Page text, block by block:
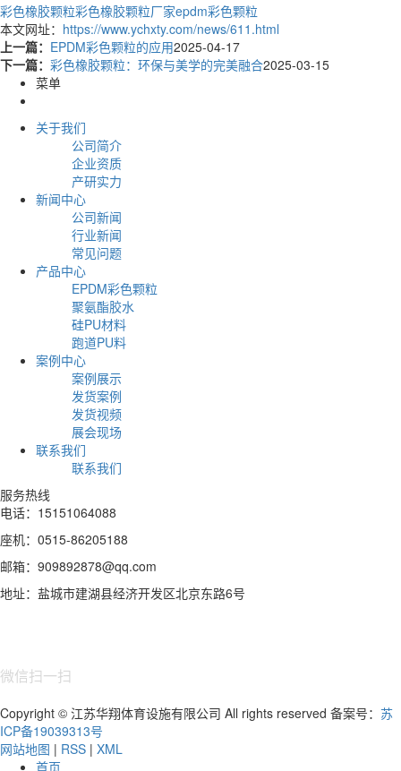
彩色橡胶颗粒彩色橡胶颗粒厂家epdm彩色颗粒
本文网址： https://www.ychxty.com/news/611.html
上一篇： EPDM彩色颗粒的应用2025-04-17
下一篇： 彩色橡胶颗粒：环保与美学的完美融合2025-03-15
菜单
关于我们
公司简介
企业资质
产研实力
新闻中心
公司新闻
行业新闻
常见问题
产品中心
EPDM彩色颗粒
聚氨酯胶水
硅PU材料
跑道PU料
案例中心
案例展示
发货案例
发货视频
展会现场
联系我们
联系我们
服务热线
电话：15151064088
座机：0515-86205188
邮箱：909892878@qq.com
地址：盐城市建湖县经济开发区北京东路6号
微信扫一扫
Copyright © 江苏华翔体育设施有限公司 All rights reserved 备案号： 苏
ICP备19039313号
网站地图 | RSS | XML
首页